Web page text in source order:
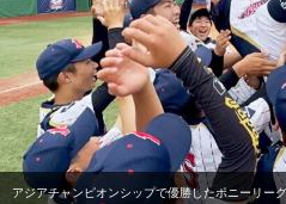
アジアチャンピオンシップで優勝したポニーリー